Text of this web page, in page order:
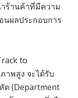
ร้านค้าที่มีความ
นผลประกอบการ
to
าพสูง จะได้รับ
ด (Department